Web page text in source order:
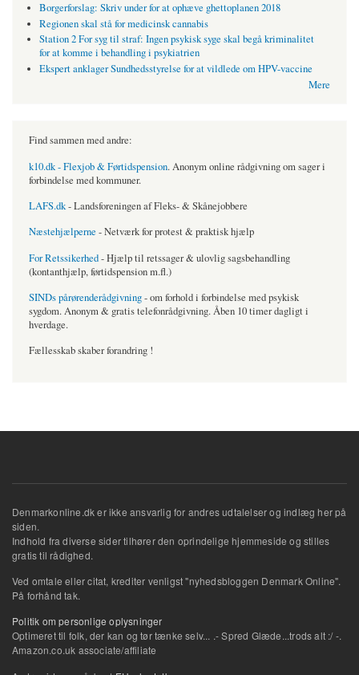
Borgerforslag: Skriv under for at ophæve ghettoplanen 2018
Regionen skal stå for medicinsk cannabis
Station 2 For syg til straf: Ingen psykisk syge skal begå kriminalitet
for at komme i behandling i psykiatrien
Ekspert anklager Sundhedsstyrelse for at vildlede om HPV-vaccine
Mere
Find sammen med andre:
k10.dk - Flexjob & Førtidspension. Anonym online rådgivning om sager i
forbindelse med kommuner.
LAFS.dk- Landsforeningen af Fleks- & Skånejobbere
Næstehjælperne - Netværk for protest & praktisk hjælp
For Retssikerhed- Hjælp til retssager & ulovlig sagsbehandling
(kontanthjælp, førtidspension m.fl.)
SINDs pårørenderådgivning- om forhold i forbindelse med psykisk
sygdom. Anonym & gratis telefonrådgivning. Åben 10 timer dagligt i
hverdage.
Fællesskab skaber forandring !
Denmarkonline.dk er ikke ansvarlig for andres udtalelser og indlæg her på
siden.
Indhold fra diverse sider tilhører den oprindelige hjemmeside og stilles
gratis til rådighed.
Ved omtale eller citat, krediter venligst "nyhedsbloggen Denmark Online".
På forhånd tak.
Politik om personlige oplysninger
Optimeret til folk, der kan og tør tænke selv... .- Spred Glæde...trods alt :/ -.
Amazon.co.uk associate/affiliate